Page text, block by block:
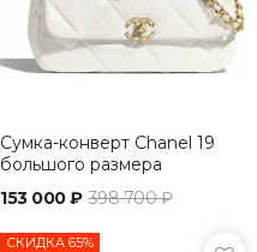
Сумка-конверт Chanel 19
большого размера
153 000 ₽ 398 700 ₽
СКИДКА 65%